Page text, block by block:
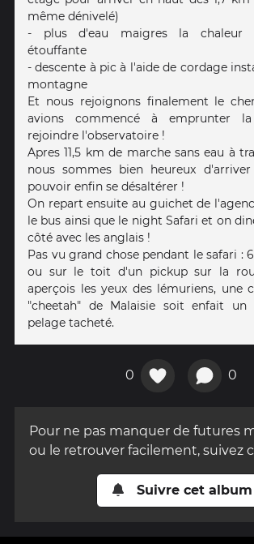
même dénivelé)
- plus d'eau maigres la chaleur
étouffante
- descente à pic à l'aide de cordage
montagne
Et nous rejoignons finalement le
avions commencé à emprunter
rejoindre l'observatoire !
Apres 11,5 km de marche sans eau à
nous sommes bien heureux
pouvoir enfin se désaltérer !
On repart ensuite au guichet de
le bus ainsi que le night Safari et on
côté avec les anglais !
Pas vu grand chose pendant le safari :
ou sur le toit d'un pickup sur la
aperçois les yeux des lémuriens, une
"cheetah" de Malaisie soit enfait
pelage tacheté.
0 0
Pour ne pas manquer de futures
ou le retrouver facilement, suivez
Suivre cet album